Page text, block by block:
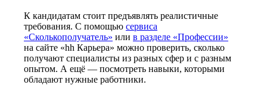
К кандидатам стоит предъявлять реалистичные
требования. С помощью сервиса
«Сколькополучатель» или в разделе «Профессии»
на сайте «hh Карьера» можно проверить, сколько
получают специалисты из разных сфер и с разным
опытом. А ещё — посмотреть навыки, которыми
обладают нужные работники.